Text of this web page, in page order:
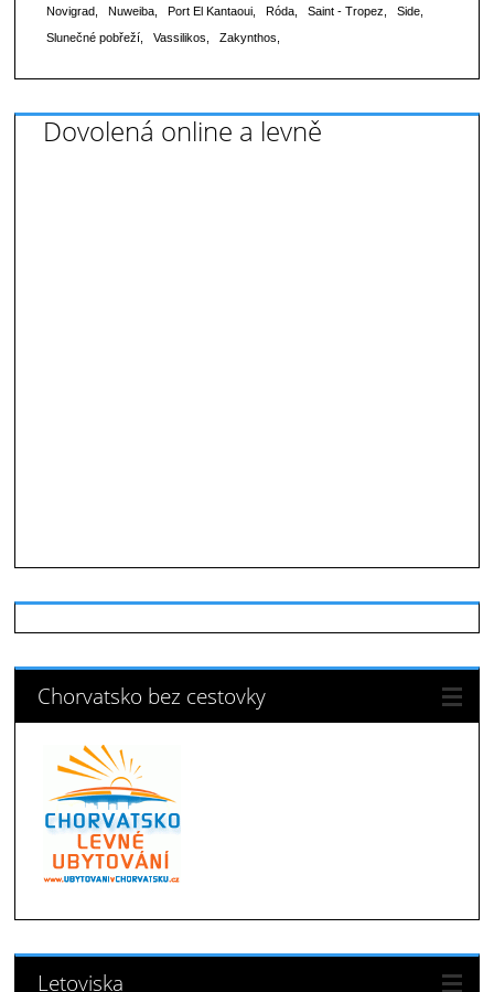
Novigrad
Nuweiba Port El Kantaoui Róda Saint - Tropez
Side
Slunečné pobřeží
Vassilikos Zakynthos
Dovolená online a levně
Chorvatsko bez cestovky
Letoviska